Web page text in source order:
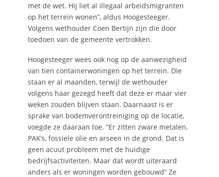
met de wet. Hij liet al illegaal arbeidsmigranten
op het terrein wonen”, aldus Hoogesteeger.
Volgens wethouder Coen Bertijn zijn die door
toedoen van de gemeente vertrokken.
Hoogesteeger wees ook nog op de aanwezigheid
van tien containerwoningen op het terrein. Die
staan er al maanden, terwijl de wethouder
volgens haar gezegd heeft dat deze er maar vier
weken zouden blijven staan. Daarnaast is er
sprake van bodemverontreiniging op de locatie,
voegde ze daaraan toe. “Er zitten zware metalen,
PAK’s, fossiele olie en arseen in de grond. Dat is
geen acuut probleem met de huidige
bedrijfsactiviteiten. Maar dat wordt uiteraard
anders als er woningen worden gebouwd” Ze